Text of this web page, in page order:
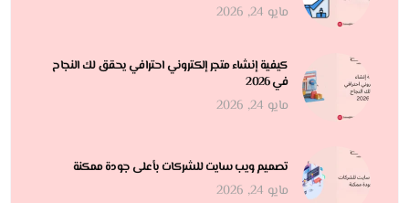
مايو 24, 2026
كيفية إنشاء متجر إلكتروني احترافي يحقق لك النجاح
في 2026
مايو 24, 2026
تصميم ويب سايت للشركات بأعلى جودة ممكنة
مايو 24, 2026